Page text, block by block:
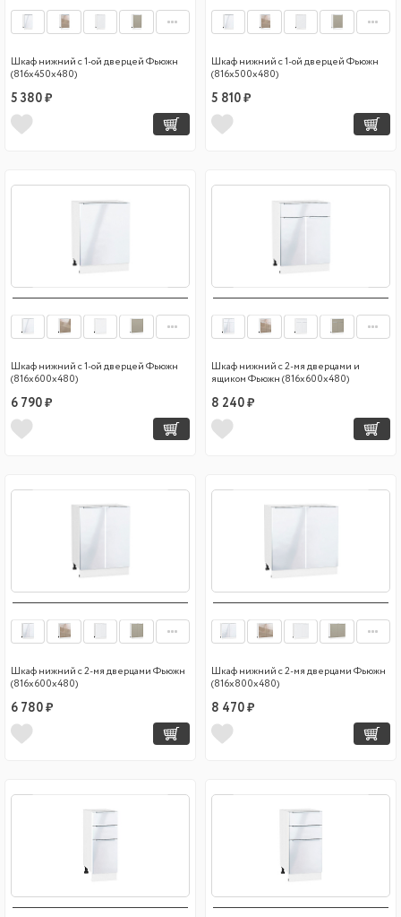
Шкаф нижний с 1-ой дверцей Фьюжн
(816х450х480)
5 380 ₽
Шкаф нижний с 1-ой дверцей Фьюжн
(816х500х480)
5 810 ₽
Шкаф нижний с 1-ой дверцей Фьюжн
(816х600х480)
6 790 ₽
Шкаф нижний с 2-мя дверцами и
ящиком Фьюжн (816х600х480)
8 240 ₽
Шкаф нижний с 2-мя дверцами Фьюжн
(816х600х480)
6 780 ₽
Шкаф нижний с 2-мя дверцами Фьюжн
(816х800х480)
8 470 ₽